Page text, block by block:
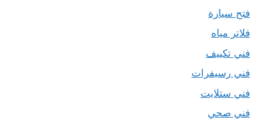
فتح سيارة
فلاتر مياه
فني تكييف
فني رسيفرات
فني ستلايت
فني صحي